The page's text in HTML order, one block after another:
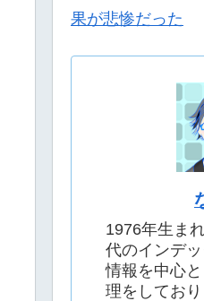
果が悲惨だった
1976年生ま
代のインデ
情報を中心
理をしてお